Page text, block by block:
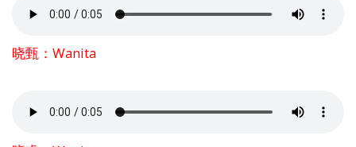
晓甄：Wanita